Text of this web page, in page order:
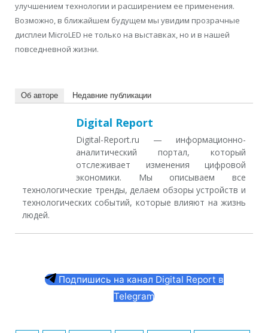
улучшением технологии и расширением ее применения.
Возможно, в ближайшем будущем мы увидим прозрачные
дисплеи MicroLED не только на выставках, но и в нашей
повседневной жизни.
Об авторе Недавние публикации
Digital Report
Digital-Report.ru — информационно-
аналитический портал, который
отслеживает изменения цифровой
экономики. Мы описываем все
технологические тренды, делаем обзоры устройств и
технологических событий, которые влияют на жизнь
людей.
Подпишись на канал Digital Report в
Telegram